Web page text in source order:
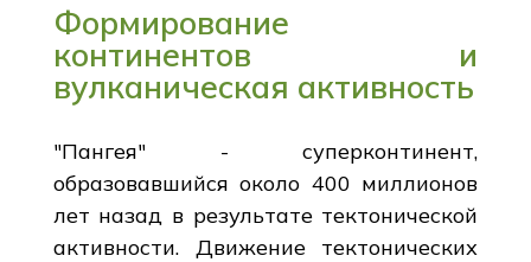
Формирование
континентов и
вулканическая активность
"Пангея" - суперконтинент,
образовавшийся около 400 миллионов
лет назад в результате тектонической
активности. Движение тектонических